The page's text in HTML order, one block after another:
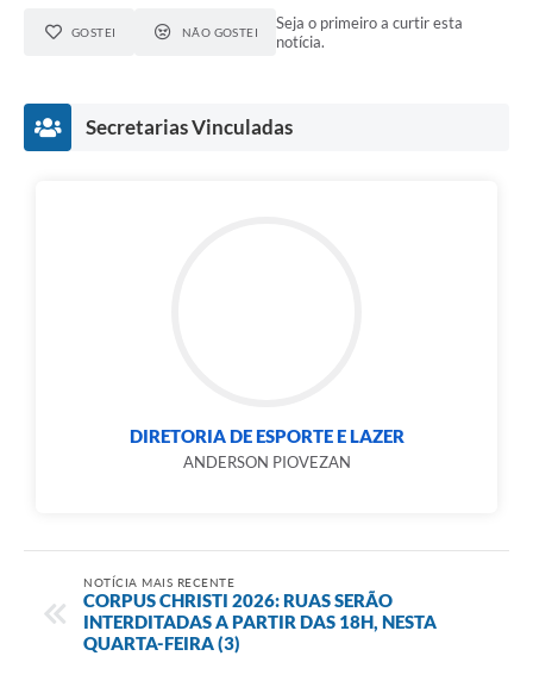
GOSTEI NÃO GOSTEI
Seja o primeiro a curtir esta
notícia.
Secretarias Vinculadas
DIRETORIA DE ESPORTE E LAZER
ANDERSON PIOVEZAN
NOTÍCIA MAIS RECENTE
CORPUS CHRISTI 2026: RUAS SERÃO
INTERDITADAS A PARTIR DAS 18H, NESTA
QUARTA-FEIRA (3)